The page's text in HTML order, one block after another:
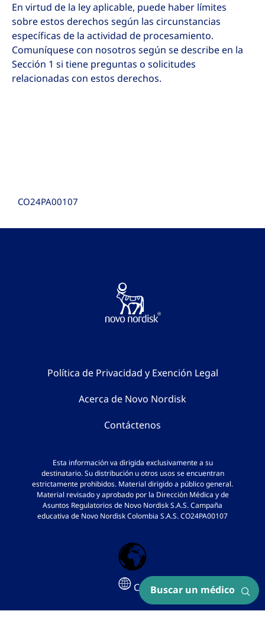
En virtud de la ley aplicable, puede haber límites
sobre estos derechos según las circunstancias
específicas de la actividad de procesamiento.
Comuníquese con nosotros según se describe en la
Sección 1 si tiene preguntas o solicitudes
relacionadas con estos derechos.
CO24PA00107
Política de Privacidad y Exención Legal
Acerca de Novo Nordisk
Contáctenos
Esta información va dirigida exclusivamente a su
destinatario. Su distribución u otros usos se encuentran
estrictamente prohibidos. Material dirigido a público general.
Material revisado y aprobado por la Dirección Médica y de
Asuntos Regulatorios de Novo Nordisk S.A.S. Campaña
educativa de Novo Nordisk Colombia S.A.S. CO24PA00107
Buscar un médico
CO